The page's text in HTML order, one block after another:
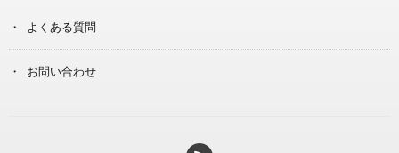
よくある質問
お問い合わせ